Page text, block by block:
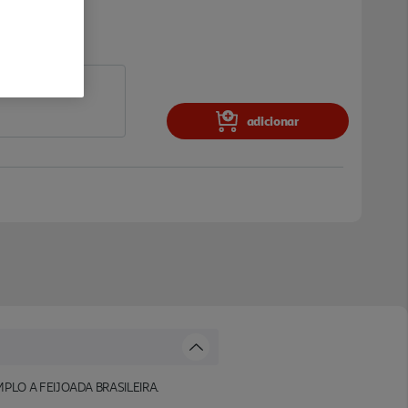
adicionar
A FEIJOADA BRASILEIRA.